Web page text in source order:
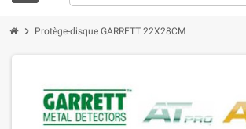
chevron_right Protège-disque GARRETT 22X28CM